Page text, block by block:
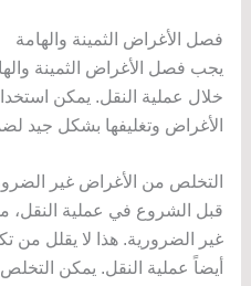
فصل الأغراض الثمينة والهامة
يجب فصل الأغراض الثمينة
خلال عملية النقل. يمكن
الأغراض وتغليفها بشكل جيد
التخلص من الأغراض غير
قبل الشروع في عملية النقل،
غير الضرورية. هذا لا يقلل
أيضاً عملية النقل. يمكن